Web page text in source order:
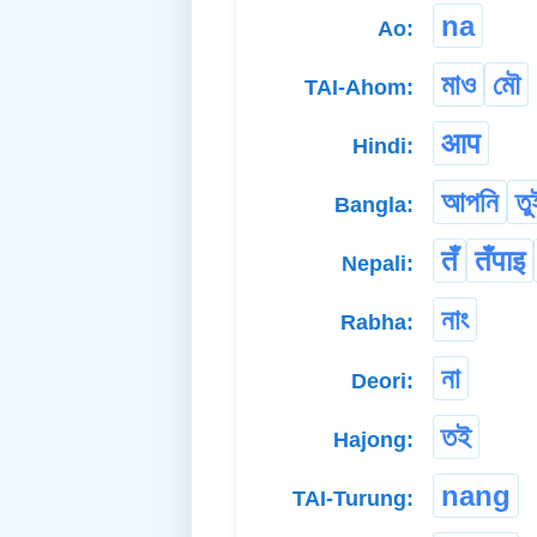
Ao: na
TAI-Ahom: মাও মৌ
Hindi: आप
Bangla: আপনি
Nepali: तँ तँपाइ
Rabha: নাং
Deori: না
Hajong: তই
TAI-Turung: nang